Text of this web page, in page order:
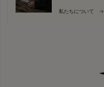
私たちについて →